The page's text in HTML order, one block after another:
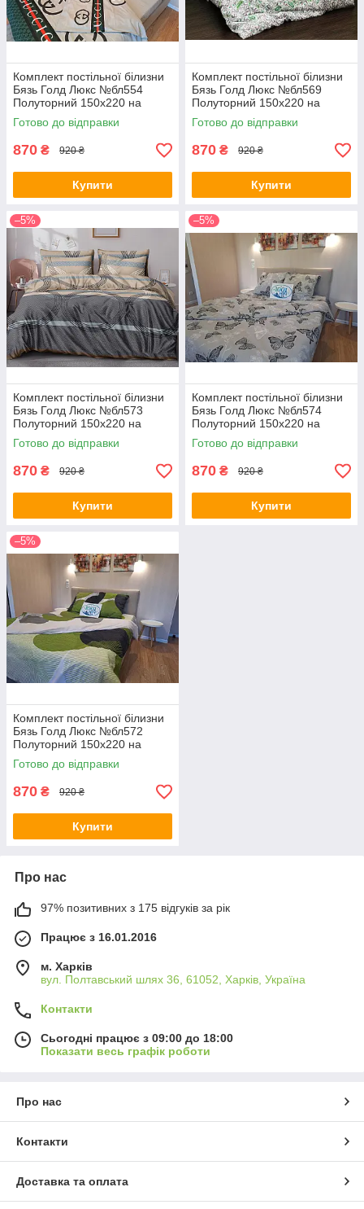
Комплект постільної білизни
Бязь Голд Люкс №бл554
Полуторний 150х220 на
кнопках
Готово до відправки
870 ₴ 920 ₴
Купити
Комплект постільної білизни
Бязь Голд Люкс №бл569
Полуторний 150х220 на
кнопках
Готово до відправки
870 ₴ 920 ₴
Купити
–5%
Комплект постільної білизни
Бязь Голд Люкс №бл573
Полуторний 150х220 на
кнопках
Готово до відправки
870 ₴ 920 ₴
Купити
–5%
Комплект постільної білизни
Бязь Голд Люкс №бл574
Полуторний 150х220 на
кнопках
Готово до відправки
870 ₴ 920 ₴
Купити
–5%
Комплект постільної білизни
Бязь Голд Люкс №бл572
Полуторний 150х220 на
кнопках
Готово до відправки
870 ₴ 920 ₴
Купити
Про нас
97% позитивних з 175 відгуків за рік
Працює з 16.01.2016
м. Харків
вул. Полтавський шлях 36, 61052, Харків, Україна
Контакти
Сьогодні працює з 09:00 до 18:00
Показати весь графік роботи
Про нас
Контакти
Доставка та оплата